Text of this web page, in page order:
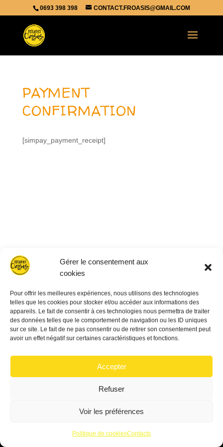
Gérer le consentement aux
cookies
Pour offrir les meilleures expériences, nous utilisons des technologies
telles que les cookies pour stocker et/ou accéder aux informations des
appareils. Le fait de consentir à ces technologies nous permettra de traiter
des données telles que le comportement de navigation ou les ID uniques
sur ce site. Le fait de ne pas consentir ou de retirer son consentement peut
avoir un effet négatif sur certaines caractéristiques et fonctions.
Accepter
Refuser
Voir les préférences
Politique de cookiesContacts
0693 398 398 CONTACT.FROASIS@GMAIL.COM
PAYMENT
CONFIRMATION
[simpay_payment_receipt]